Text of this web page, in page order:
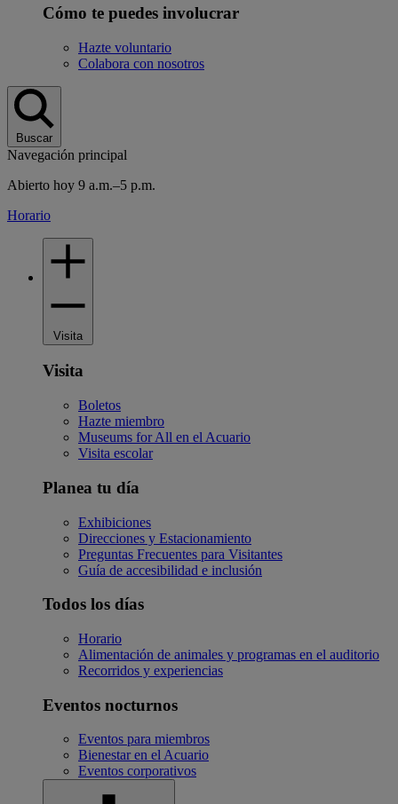
Cómo te puedes involucrar
Hazte voluntario
Colabora con nosotros
Buscar
Navegación principal
Abierto hoy 9 a.m.–5 p.m.
Horario
Visita
Visita
Boletos
Hazte miembro
Museums for All en el Acuario
Visita escolar
Planea tu día
Exhibiciones
Direcciones y Estacionamiento
Preguntas Frecuentes para Visitantes
Guía de accesibilidad e inclusión
Todos los días
Horario
Alimentación de animales y programas en el auditorio
Recorridos y experiencias
Eventos nocturnos
Eventos para miembros
Bienestar en el Acuario
Eventos corporativos